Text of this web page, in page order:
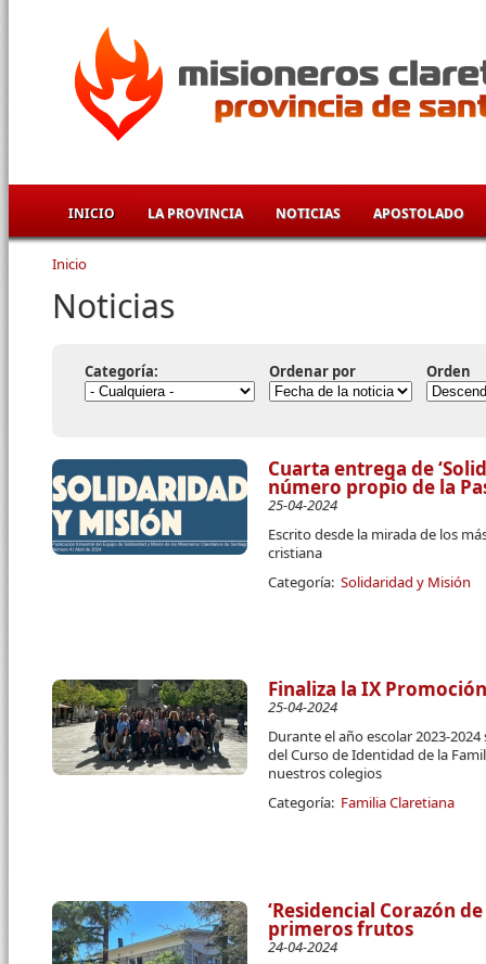
INICIO LA PROVINCIA NOTICIAS APOSTOLADO
Se encuentra usted aquí
Inicio
Noticias
Categoría: Ordenar por Orden
Cuarta entrega de
número propio de la
25-04-2024
Escrito desde la mirada de los
cristiana
Categoría: Solidaridad y Misión
Finaliza la IX
25-04-2024
Durante el año escolar 2023-
del Curso de Identidad de la
nuestros colegios
Categoría: Familia Claretiana
‘Residencial Corazón
primeros frutos
24-04-2024